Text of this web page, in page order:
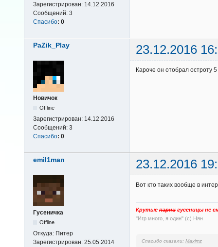
Зарегистрирован: 14.12.2016
Сообщений: 3
Спасибо: 0
PaZik_Play 23.12.2016
Новичок
Offline
Зарегистрирован: 14.12.2016
Сообщений: 3
Спасибо: 0
Кароче он отобрал остроту
emil1man 23.12.2016
Гусеничка
Offline
Откуда: Питер
Зарегистрирован: 25.05.2014
Вот кто таких вообще в
Крутые парни гусеницы не
"Игр много, я один" (с) Нян
Спасибо сказали: Maximz